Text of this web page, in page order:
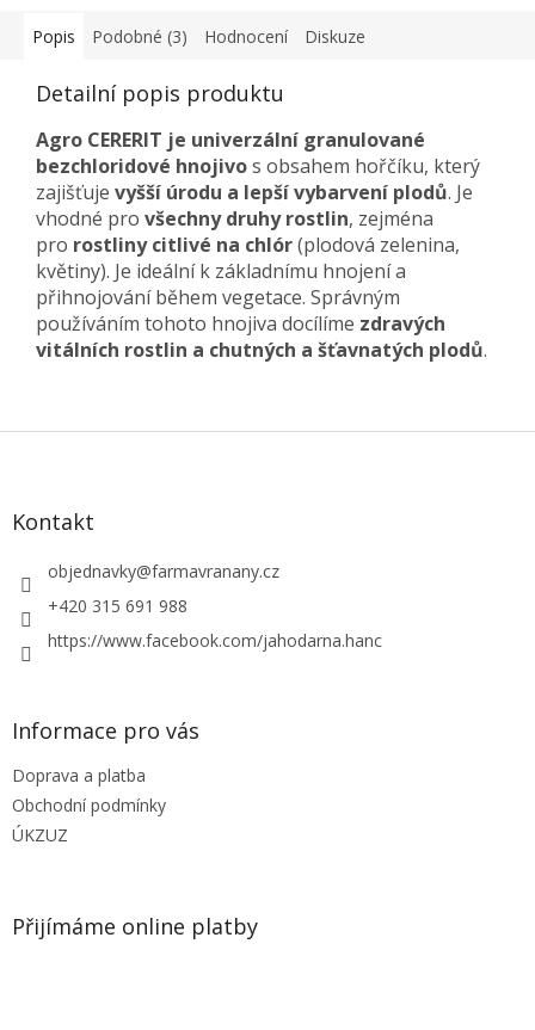
Popis Podobné (3) Hodnocení Diskuze
Detailní popis produktu
Agro CERERIT je univerzální granulované
bezchloridové hnojivos obsahem hořčíku, který
zajišťuje vyšší úrodu a lepší vybarvení plodů. Je
vhodné pro všechny druhy rostlin, zejména
pro rostliny citlivé na chlór(plodová zelenina,
květiny). Je ideální k základnímu hnojení a
přihnojování během vegetace. Správným
používáním tohoto hnojiva docílíme zdravých
vitálních rostlin a chutných a šťavnatých plodů.
Z
Kontakt
objednavky@farmavranany.cz
+420 315 691 988
https://www.facebook.com/jahodarna.hanc
Informace pro vás
Doprava a platba
Obchodní podmínky
ÚKZUZ
Přijímáme online platby